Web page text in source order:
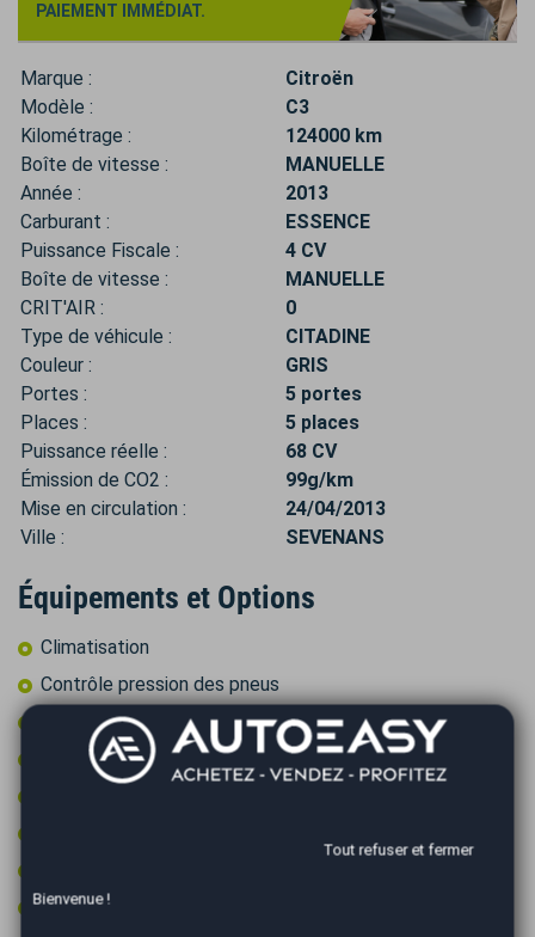
PAIEMENT IMMÉDIAT.
Marque :
Citroën
Modèle :
C3
Kilométrage :
124000 km
Boîte de vitesse :
MANUELLE
Année :
2013
Carburant :
ESSENCE
Puissance Fiscale :
4 CV
Boîte de vitesse :
MANUELLE
CRIT'AIR :
0
Type de véhicule :
CITADINE
Couleur :
GRIS
Portes :
5 portes
Places :
5 places
Puissance réelle :
68 CV
Émission de CO2 :
99g/km
Mise en circulation :
24/04/2013
Ville :
SEVENANS
Équipements et Options
Climatisation
Contrôle pression des pneus
Détecteur de pluie
Feux de circulation diurne
Ordinateur de bord
Tout refuser et fermer
Bienvenue !